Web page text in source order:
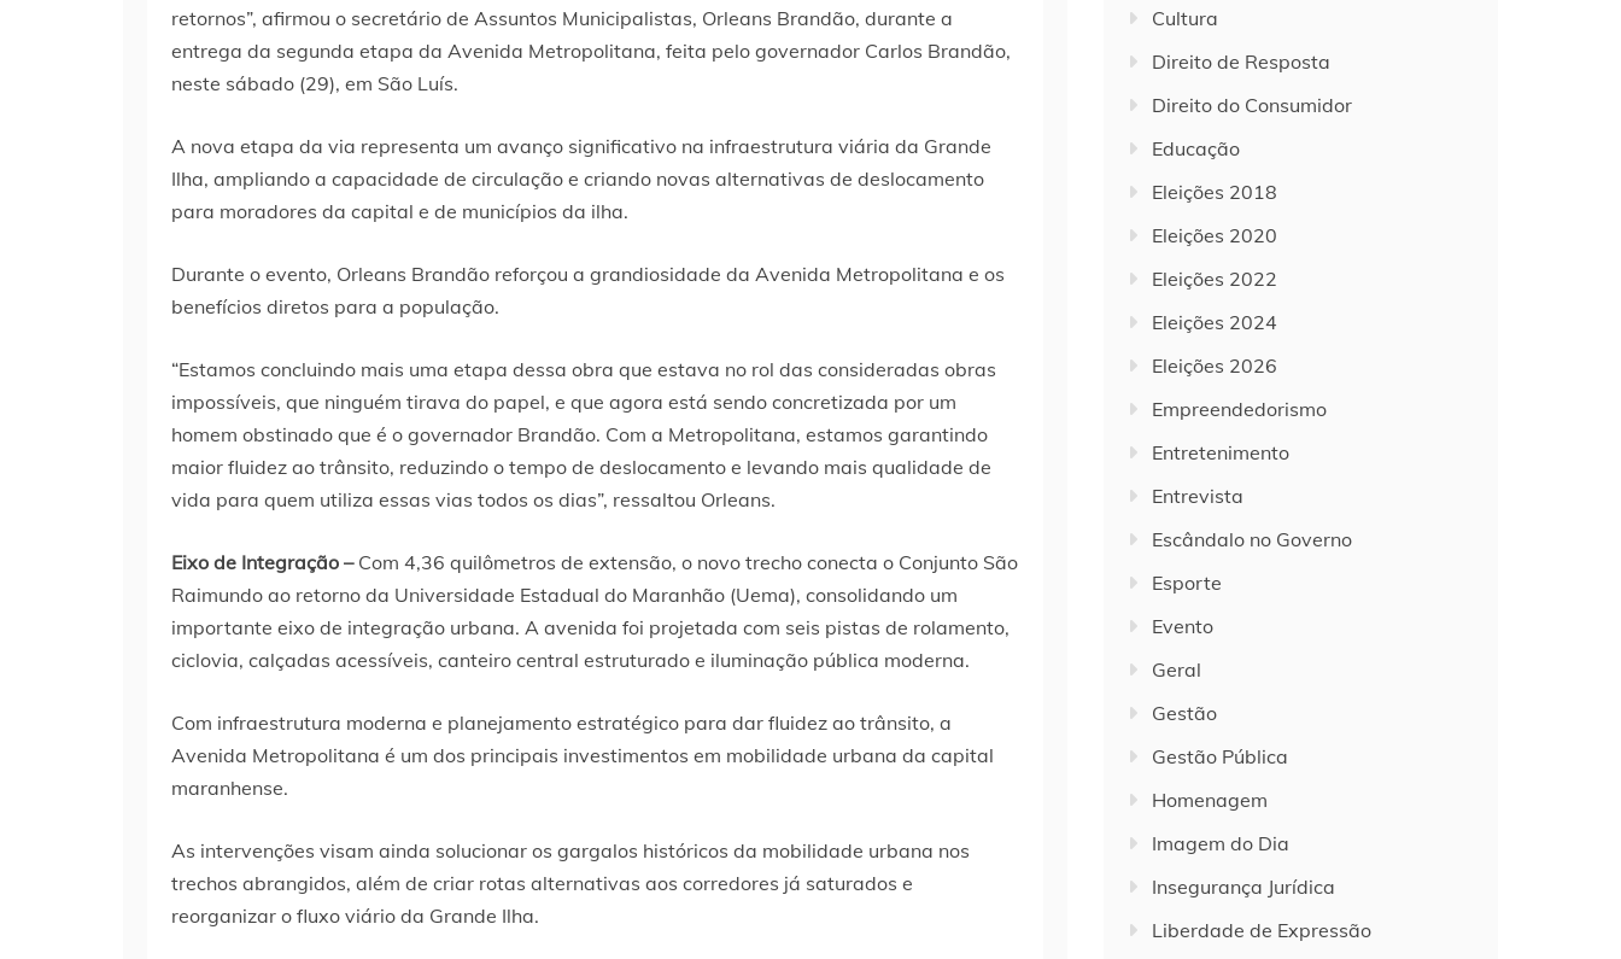
retornos”, afirmou o secretário de Assuntos Municipalistas, Orleans Brandão, durante a
entrega da segunda etapa da Avenida Metropolitana, feita pelo governador Carlos Brandão,
neste sábado (29), em São Luís.
A nova etapa da via representa um avanço significativo na infraestrutura viária da Grande
Ilha, ampliando a capacidade de circulação e criando novas alternativas de deslocamento
para moradores da capital e de municípios da ilha.
Durante o evento, Orleans Brandão reforçou a grandiosidade da Avenida Metropolitana e os
benefícios diretos para a população.
“Estamos concluindo mais uma etapa dessa obra que estava no rol das consideradas obras
impossíveis, que ninguém tirava do papel, e que agora está sendo concretizada por um
homem obstinado que é o governador Brandão. Com a Metropolitana, estamos garantindo
maior fluidez ao trânsito, reduzindo o tempo de deslocamento e levando mais qualidade de
vida para quem utiliza essas vias todos os dias”, ressaltou Orleans.
Eixo de Integração –Com 4,36 quilômetros de extensão, o novo trecho conecta o Conjunto São
Raimundo ao retorno da Universidade Estadual do Maranhão (Uema), consolidando um
importante eixo de integração urbana. A avenida foi projetada com seis pistas de rolamento,
ciclovia, calçadas acessíveis, canteiro central estruturado e iluminação pública moderna.
Com infraestrutura moderna e planejamento estratégico para dar fluidez ao trânsito, a
Avenida Metropolitana é um dos principais investimentos em mobilidade urbana da capital
maranhense.
As intervenções visam ainda solucionar os gargalos históricos da mobilidade urbana nos
trechos abrangidos, além de criar rotas alternativas aos corredores já saturados e
reorganizar o fluxo viário da Grande Ilha.
Cultura
Direito de Resposta
Direito do Consumidor
Educação
Eleições 2018
Eleições 2020
Eleições 2022
Eleições 2024
Eleições 2026
Empreendedorismo
Entretenimento
Entrevista
Escândalo no Governo
Esporte
Evento
Geral
Gestão
Gestão Pública
Homenagem
Imagem do Dia
Insegurança Jurídica
Liberdade de Expressão